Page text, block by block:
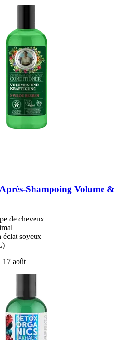
Après-​Shampoing Volume &
de cheveux
éclat soyeux
17 août